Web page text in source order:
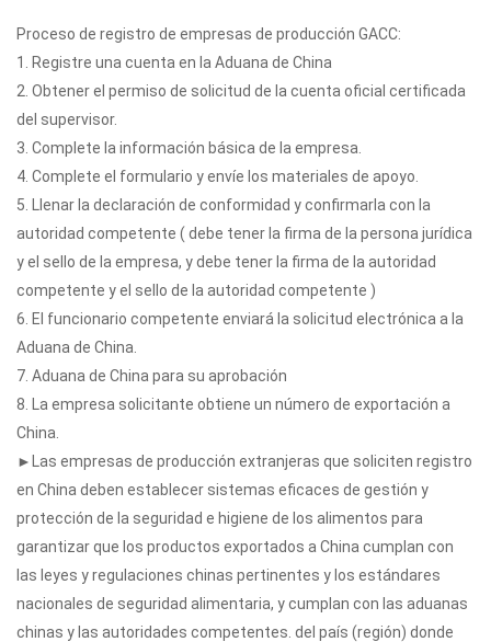
Proceso de registro de empresas de producción GACC:
1. Registre una cuenta en la Aduana de China
2. Obtener el permiso de solicitud de la cuenta oficial certificada
del supervisor.
3. Complete la información básica de la empresa.
4. Complete el formulario y envíe los materiales de apoyo.
5. Llenar la declaración de conformidad y confirmarla con la
autoridad competente ( debe tener la firma de la persona jurídica
y el sello de la empresa, y debe tener la firma de la autoridad
competente y el sello de la autoridad competente )
6. El funcionario competente enviará la solicitud electrónica a la
Aduana de China.
7. Aduana de China para su aprobación
8. La empresa solicitante obtiene un número de exportación a
China.
►Las empresas de producción extranjeras que soliciten registro
en China deben establecer sistemas eficaces de gestión y
protección de la seguridad e higiene de los alimentos para
garantizar que los productos exportados a China cumplan con
las leyes y regulaciones chinas pertinentes y los estándares
nacionales de seguridad alimentaria, y cumplan con las aduanas
chinas y las autoridades competentes. del país (región) donde